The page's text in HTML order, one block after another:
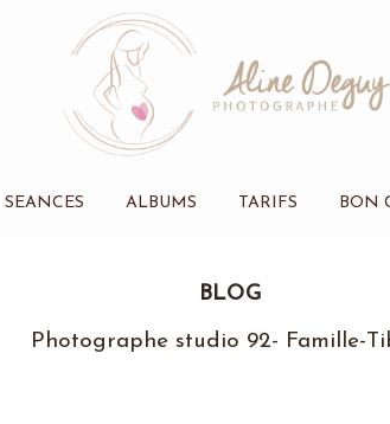
SEANCES ALBUMS TARIFS BON
BLOG
Photographe studio 92- Famille-